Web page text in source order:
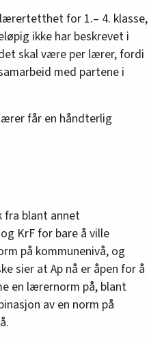
for 1.– 4. klasse,
ikke har beskrevet i
skal være per lærer, fordi
med partene i
får en håndterlig
fra blant annet
KrF for bare å ville
på kommunenivå, og
sier at Ap nå er åpen for å
en lærernorm på, blant
av en norm på